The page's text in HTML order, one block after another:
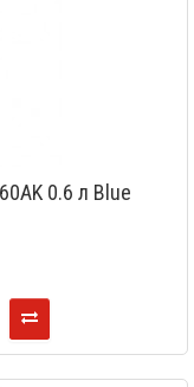
0.6 л Blue